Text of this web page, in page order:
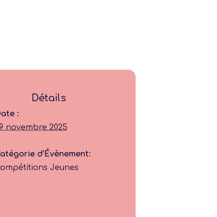
Construire
Jouer
Former
Détails
:
novembre 2025
d’Évènement:
Jeunes